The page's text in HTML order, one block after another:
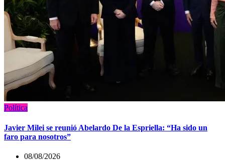
Política
Javier Milei se reunió Abelardo De la Espriella: “Ha sido un
faro para nosotros”
08/08/2026